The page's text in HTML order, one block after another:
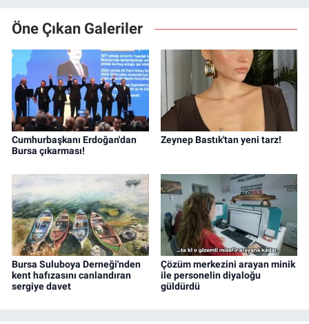
Öne Çıkan Galeriler
Cumhurbaşkanı Erdoğan'dan
Bursa çıkarması!
Zeynep Bastık'tan yeni tarz!
Bursa Suluboya Derneği'nden
kent hafızasını canlandıran
sergiye davet
Çözüm merkezini arayan minik
ile personelin diyaloğu
güldürdü